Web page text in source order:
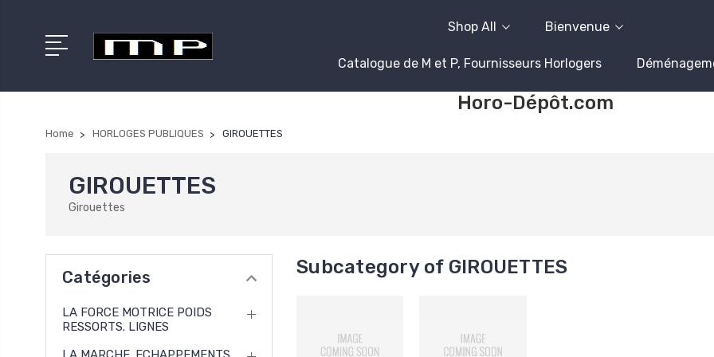
Shop All Bienvenue
Catalogue de M et P, Fournisseurs Horlogers
Horo-Dépôt.com
Home HORLOGES PUBLIQUES GIROUETTES
GIROUETTES
Girouettes
Catégories
LA FORCE MOTRICE POIDS
RESSORTS. LIGNES
Subcategory of GIROUETTES